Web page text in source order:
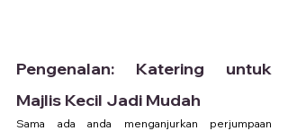
Pengenalan: Katering untuk
Majlis Kecil Jadi Mudah
Sama ada anda menganjurkan perjumpaan